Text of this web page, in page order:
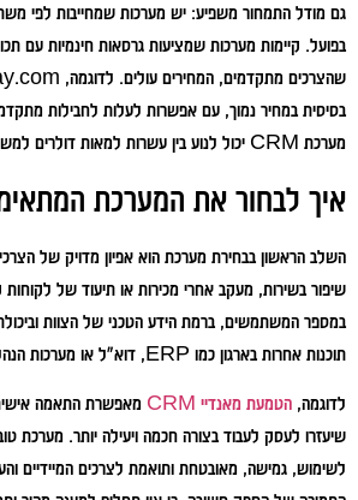
גם מודל התמחור משפיע: יש מערכות שמחייבות לפי
בפועל. קיימות מערכות שמציעות גרסאות חינמיות עם
בסיסית במחיר נמוך, עם אפשרות לעלות לחבילות
מערכת CRM יכול לנוע בין עשרות למאות דולרים למשתמש, תלוי ביכולות.
איך לבחור את המערכת
השלב הראשון בבחירת מערכת הוא אפיון מדויק של
שיפור בשירות, מעקב אחרי מכירות או תיעוד של
במספר המשתמשים, ברמת הידע הטכני של הצוות
תוכנות אחרות בארגון כמו ERP, דוא"ל או מערכות הנהלת חשבונות.
לדוגמה, הטמעת מאנדיי CRM
מאפשרת התאמה אישית
שיעזרו לעסק לעבוד בצורה חכמה ויעילה יותר. מערכת
לשימוש, גמישה, מאובטחת ותואמת לצרכים המיידיים